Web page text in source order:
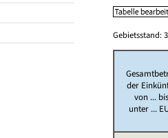
Gebietsstand:
der
von ...
unter ...